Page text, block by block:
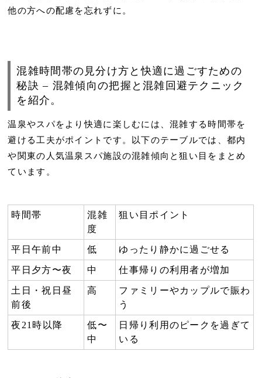
他の方への配慮を忘れずに。
混雑時間帯の見分け方と快適に過ごすための
秘訣 – 混雑傾向の把握と混雑回避テクニック
を紹介。
温泉やスパをより快適に楽しむには、混雑する時間帯を
避ける工夫がポイントです。以下のテーブルでは、都内
や関東の人気温泉スパ施設の混雑傾向と狙い目をまとめ
ています。
時間帯
混雑
度
狙い目ポイント
平日午前中 低 ゆったり静かに過ごせる
平日夕方〜夜 中 仕事帰りの利用者が増加
土日・祝日昼
前後
高
ファミリーやカップルで賑わ
う
夜21時以降
低〜
中
日帰り利用のピークを過ぎて
いる